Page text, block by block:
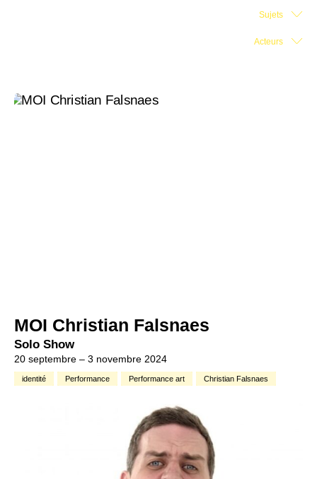
Sujets
Acteurs
MOI Christian Falsnaes
Solo Show
20 septembre – 3 novembre 2024
identité Performance Performance art Christian Falsnaes